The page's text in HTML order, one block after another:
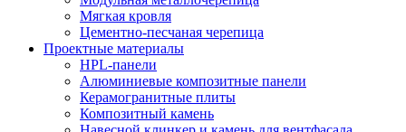
Мягкая кровля
Цементно-песчаная черепица
Проектные материалы
HPL-панели
Алюминиевые композитные панели
Керамогранитные плиты
Композитный камень